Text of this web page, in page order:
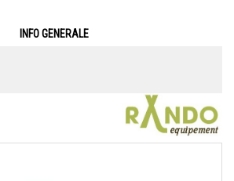
INFO GENERALE